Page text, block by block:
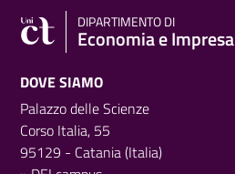
DIPARTIMENTO DI
Economia e Impresa
DOVE SIAMO
Palazzo delle Scienze
Corso Italia, 55
95129 - Catania (Italia)